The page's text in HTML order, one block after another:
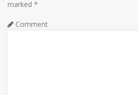
a
v
marked *
Comment